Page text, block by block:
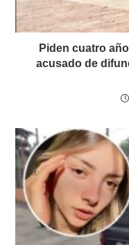
Piden cuatro
acusado de